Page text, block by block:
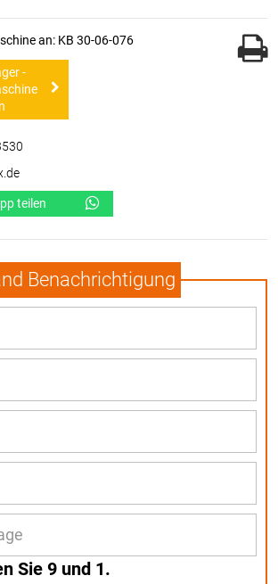
an: KB 30-06-076
-
teilen
Benachrichtigung
Sie 9 und 1.